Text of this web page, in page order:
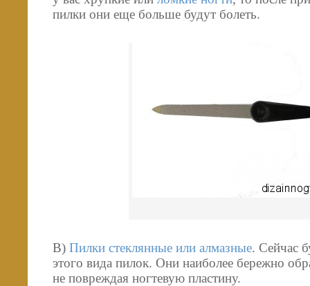
пилки они еще больше будут болеть.
В) Пилки стеклянные или алмазные. Сейчас
этого вида пилок. Они наиболее бережно
не повреждая ногтевую пластину.